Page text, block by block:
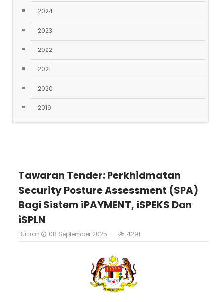
2024
2023
2022
2021
2020
2019
Tawaran Tender: Perkhidmatan
Security Posture Assessment (SPA)
Bagi Sistem iPAYMENT, iSPEKS Dan
iSPLN
Butiran 08 September 2025 4291